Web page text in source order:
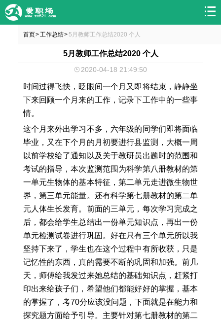
首页> 工作总结>5月教师工作总结2020 个人
5月教师工作总结2020 个人
2020-04-18 21:49:50
时间过得飞快，眨眼间一个月又即将结束，静静坐
下来回顾一个月来的工作，记录下工作中的一些事
情。
这个月来外出学习不多，六年级的同学们即将面临
毕业，又在下个月的月初要进行县监测，大概一周
以前学校给了通知以及关于教研员出题时的范围和
考试的指导，本次监测范围为科学第八册教材的第
一单元生物体的基本特征，第二单元走进微生物世
界，第三单元能量。还有科学第七册教材的第二单
元人体生长发育。前面的三单元，每次学习完成之
后，都会给学生总结出一份单元知识点，再出一份
单元检测试卷进行巩固。好在只有三个单元所以我
坚持下来了，学生也在这个过程中有所收获，只是
记忆性的东西，真的需要不断的巩固和加强。前几
天，师傅给我发过来她总结的基础知识点，赶紧打
印出来给孩子们，希望他们都能好好的掌握，基本
的掌握了，考70分应该没问题，下面就是在能力和
探究题方面给予引导。主要针对第七册教材的第二